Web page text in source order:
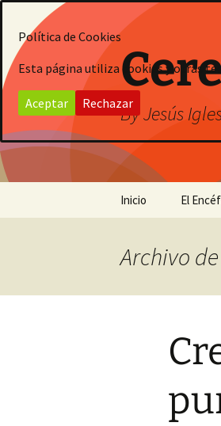
contenido
By Jesús
Inicio El
Archivo
Política de Cookies
Esta página utiliza cookies y otras
Aceptar Rechazar